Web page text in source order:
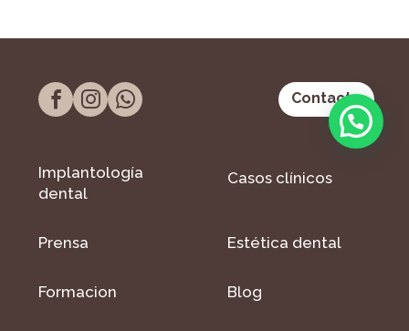
Contacto
Implantología
dental
Casos clínicos
Prensa Estética dental
Formacion Blog